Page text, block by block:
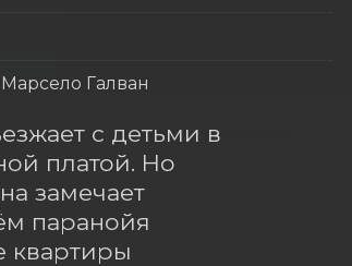
Галван
с детьми в
платой. Но
замечает
паранойя
квартиры